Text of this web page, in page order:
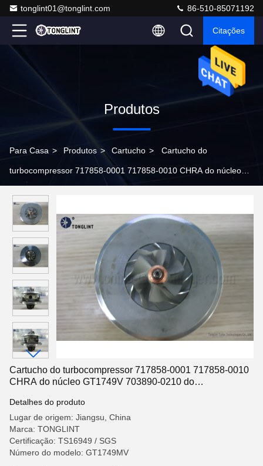
tonglint01@tonglint.com 86-510-85071192
Citações
Produtos
Para Casa > Produtos > Cartucho > Cartucho do
turbocompressor 717858-0001 717858-0010 CHRA do núcleo
Passat
Cartucho do turbocompressor 717858-0001 717858-0010
CHRA do núcleo GT1749V 703890-0210 do
Detalhes do produto
Lugar de origem: Jiangsu, China
Marca: TONGLINT
Certificação: TS16949 / SGS
Número do modelo: GT1749MV